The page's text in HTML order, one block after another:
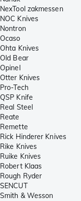
NexTool zakmessen
NOC Knives
Nontron
Ocaso
Ohta Knives
Old Bear
Opinel
Otter Knives
Pro-Tech
QSP Knife
Real Steel
Reate
Remette
Rick Hinderer Knives
Rike Knives
Ruike Knives
Robert Klaas
Rough Ryder
SENCUT
Smith & Wesson